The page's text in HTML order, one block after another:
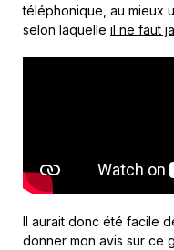
téléphonique, au mieux
selon laquelle il ne faut
Il aurait donc été facile
donner mon avis sur ce